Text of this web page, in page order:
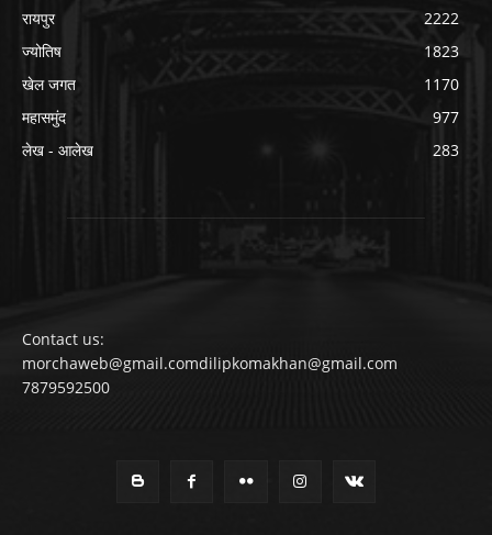
रायपुर
2222
ज्योतिष
1823
खेल जगत
1170
महासमुंद
977
लेख - आलेख
283
Contact us:
morchaweb@gmail.comdilipkomakhan@gmail.com
7879592500